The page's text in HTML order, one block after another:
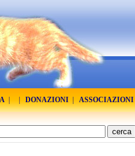
DONAZIONI ASSOCIAZIONI